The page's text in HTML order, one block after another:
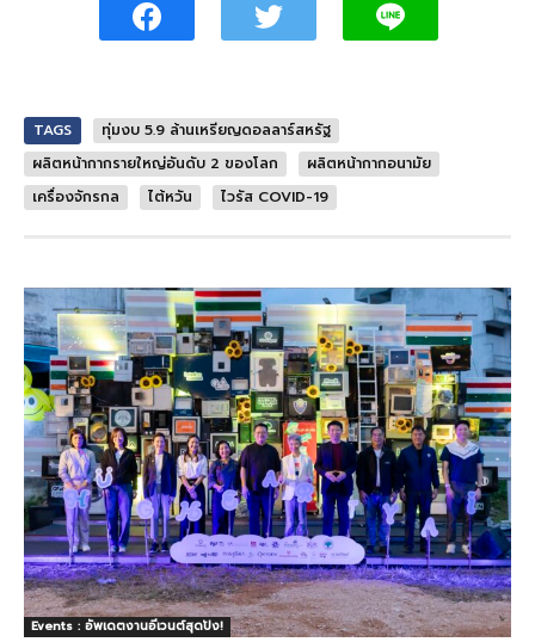
TAGS
ทุ่มงบ 5.9 ล้านเหรียญดอลลาร์สหรัฐ
ผลิตหน้ากากรายใหญ่อันดับ 2 ของโลก
ผลิตหน้ากากอนามัย
เครื่องจักรกล
ไต้หวัน ไวรัส COVID-19
Events : อัพเดตงานอีเวนต์สุดปัง!